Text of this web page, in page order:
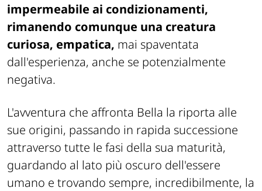
impermeabile ai condizionamenti,
rimanendo comunque una creatura
curiosa, empatica, mai spaventata
dall'esperienza, anche se potenzialmente
negativa.
L'avventura che affronta Bella la riporta alle
sue origini, passando in rapida successione
attraverso tutte le fasi della sua maturità,
guardando al lato più oscuro dell'essere
umano e trovando sempre, incredibilmente, la